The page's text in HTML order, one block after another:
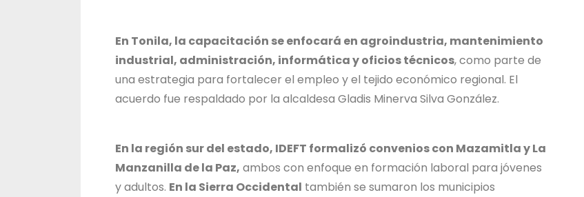
l
i
s
c
En Tonila, la capacitación se enfocará en agroindustria, mantenimiento
industrial, administración, informática y oficios técnicos, como parte de
una estrategia para fortalecer el empleo y el tejido económico regional. El
acuerdo fue respaldado por la alcaldesa Gladis Minerva Silva González.
En la región sur del estado, IDEFT formalizó convenios con Mazamitla y La
Manzanilla de la Paz, ambos con enfoque en formación laboral para jóvenes
y adultos. En la Sierra Occidental también se sumaron los municipios